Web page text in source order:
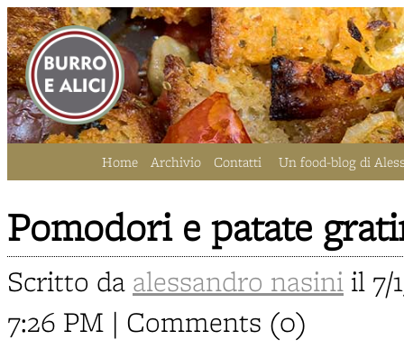
Home Archivio Contatti Un food-blog di
Pomodori e patate
Scritto da alessandro nasini il 7/
7:26 PM | Comments (0)